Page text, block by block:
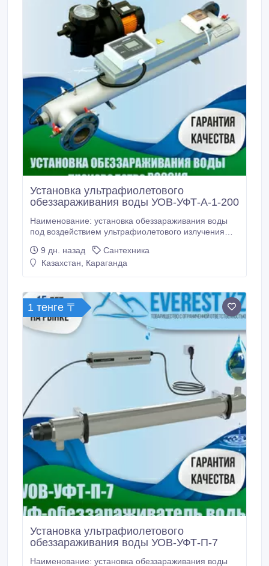
Установка ультрафиолетового
обеззараживания воды УОВ-УФТ-А-1-200
Наименование: установка обеззараживания воды
под воздействием ультрафиолетового излучения
документы, которым соответствуют
изготавливаемые изделия: Технические условия ТУ
№RU.77.99.32.013.Е.005210.03.12 Сертификат.
9 дн. назад
Сантехника
Казахстан, Караганда
1 тенге 〒
Установка ультрафиолетового
обеззараживания воды УОВ-УФТ-П-7
Наименование: установка обеззараживания воды